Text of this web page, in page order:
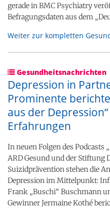
gerade in BMC Psychiatry
Befragungsdaten aus dem
Weiter zur kompletten
Gesundheitsnachrichten
Depression in
Prominente
aus der
Erfahrungen
In neuen Folgen des Podcasts
ARD Gesund und der Stiftung
Suizidprävention stehen die
Depression im Mittelpunkt:
Frank „Buschi“ Buschmann
Gewinner Jermaine Kothé